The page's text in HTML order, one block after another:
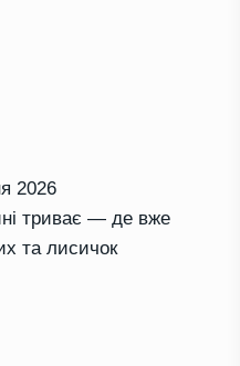
2026
триває — де вже
та лисичок